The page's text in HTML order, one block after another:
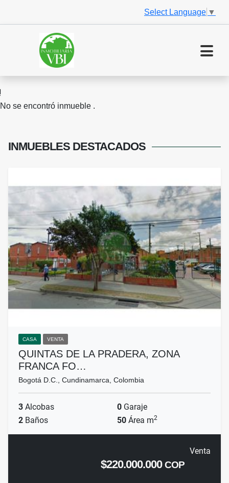
Select Language ▼
No se encontró inmueble .
INMUEBLES DESTACADOS
CASA VENTA
QUINTAS DE LA PRADERA, ZONA
FRANCA FO…
Bogotá D.C., Cundinamarca, Colombia
3 Alcobas 0 Garaje
2 Baños 50 Área m2
Venta
$220.000.000COP